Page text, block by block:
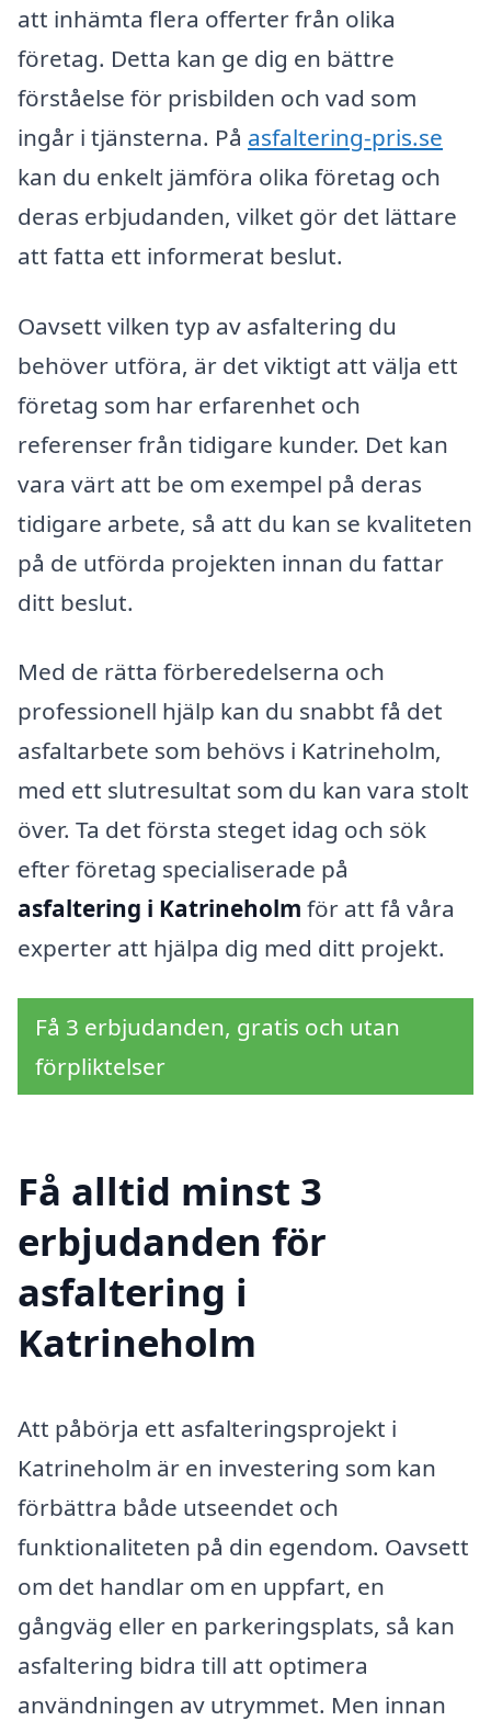
att inhämta flera offerter från olika
företag. Detta kan ge dig en bättre
förståelse för prisbilden och vad som
ingår i tjänsterna. På asfaltering-pris.se
kan du enkelt jämföra olika företag och
deras erbjudanden, vilket gör det lättare
att fatta ett informerat beslut.
Oavsett vilken typ av asfaltering du
behöver utföra, är det viktigt att välja ett
företag som har erfarenhet och
referenser från tidigare kunder. Det kan
vara värt att be om exempel på deras
tidigare arbete, så att du kan se kvaliteten
på de utförda projekten innan du fattar
ditt beslut.
Med de rätta förberedelserna och
professionell hjälp kan du snabbt få det
asfaltarbete som behövs i Katrineholm,
med ett slutresultat som du kan vara stolt
över. Ta det första steget idag och sök
efter företag specialiserade på
asfaltering i Katrineholm för att få våra
experter att hjälpa dig med ditt projekt.
Få 3 erbjudanden, gratis och utan
förpliktelser
Få alltid minst 3
erbjudanden för
asfaltering i
Katrineholm
Att påbörja ett asfalteringsprojekt i
Katrineholm är en investering som kan
förbättra både utseendet och
funktionaliteten på din egendom. Oavsett
om det handlar om en uppfart, en
gångväg eller en parkeringsplats, så kan
asfaltering bidra till att optimera
användningen av utrymmet. Men innan